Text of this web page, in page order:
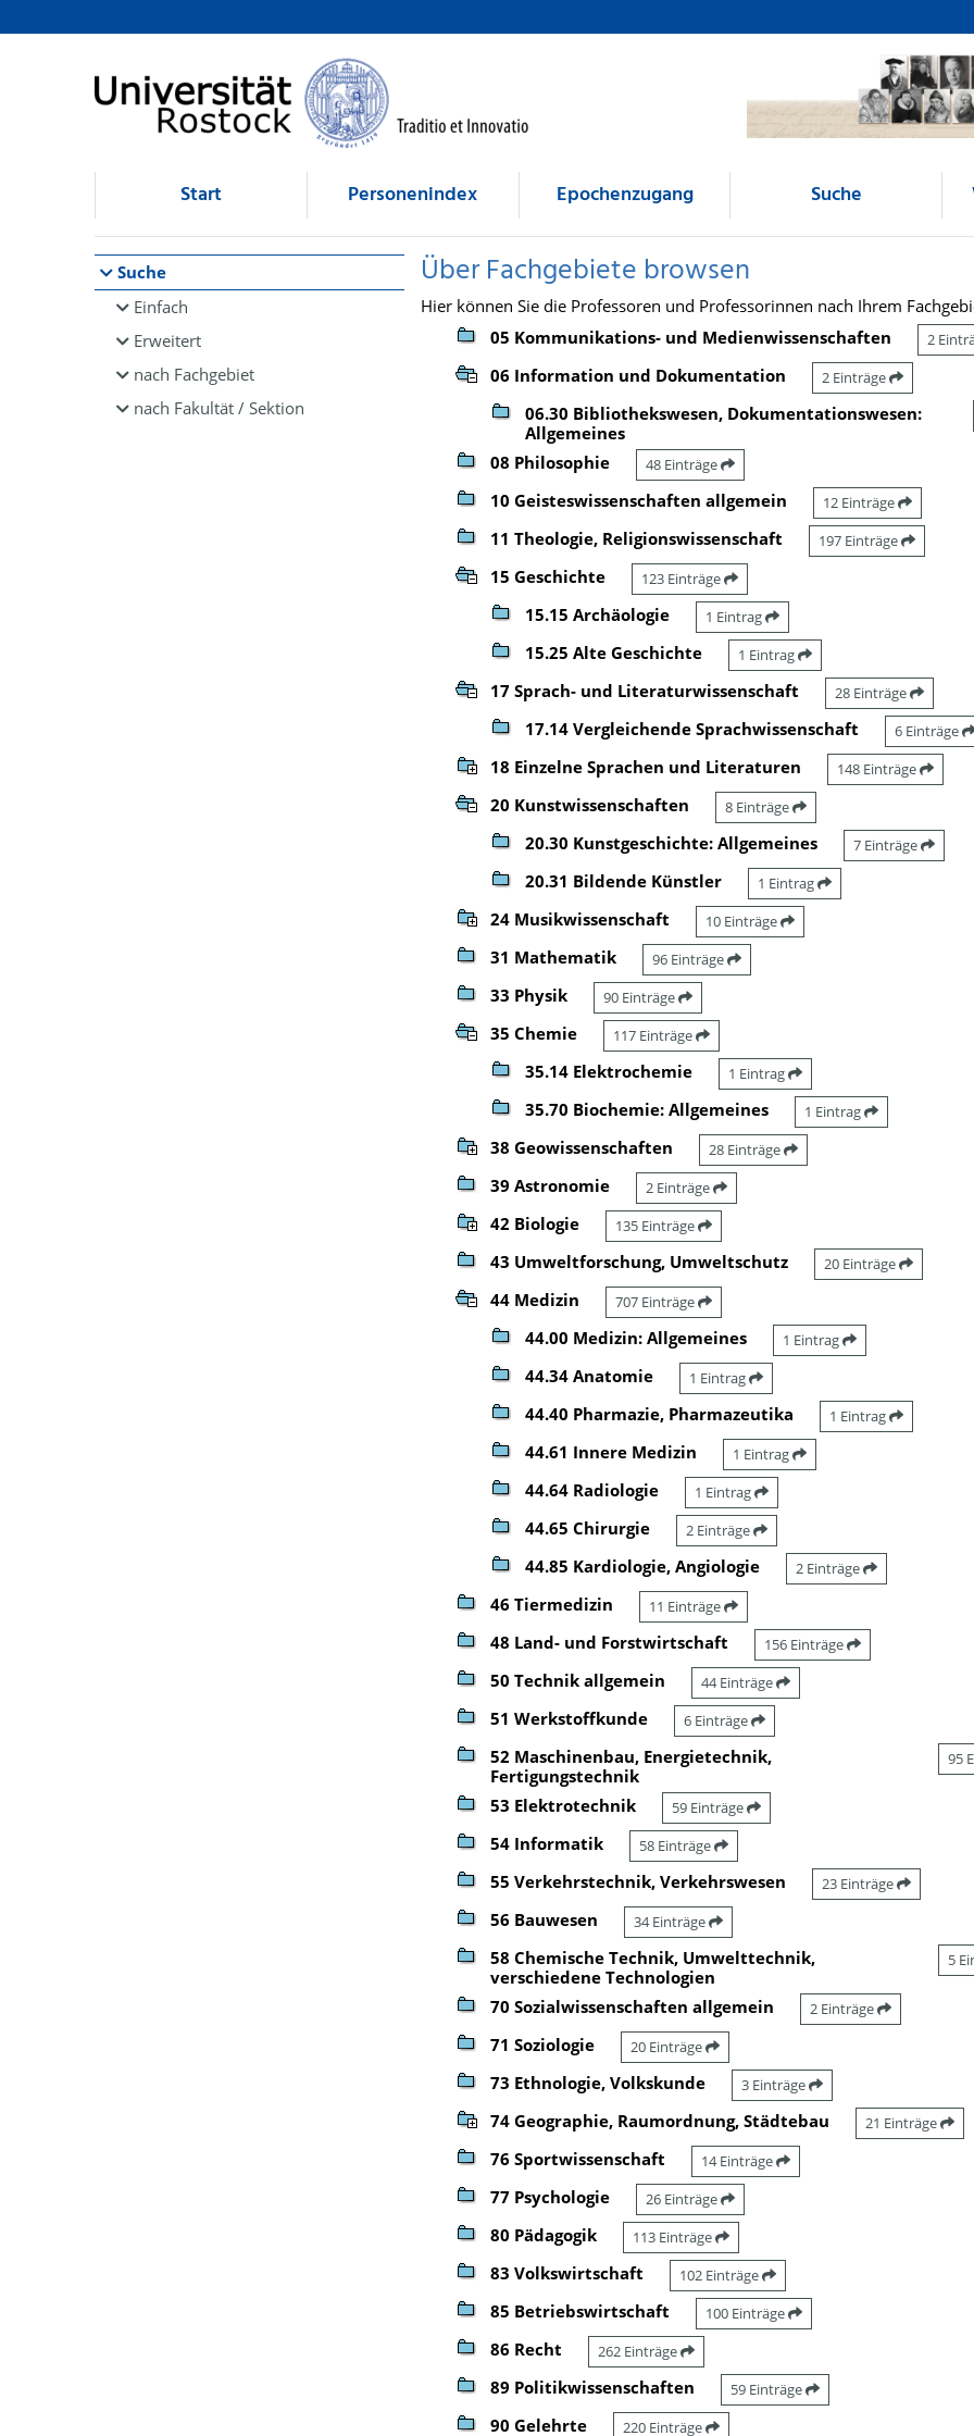
Browsen
direkt zum Inhalt
Start Personenindex Epochenzugang Suche
Suche
Einfach
Erweitert
nach Fachgebiet
nach Fakultät / Sektion
Über Fachgebiete browsen
Hier können Sie die Professoren und Professorinnen nach Ihrem
05 Kommunikations- und Medienwissenschaften
2
06 Information und Dokumentation 2 Einträge
06.30 Bibliothekswesen, Dokumentationswesen:
Allgemeines
08 Philosophie 48 Einträge
10 Geisteswissenschaften allgemein 12 Einträge
11 Theologie, Religionswissenschaft 197 Einträge
15 Geschichte 123 Einträge
15.15 Archäologie 1 Eintrag
15.25 Alte Geschichte 1 Eintrag
17 Sprach- und Literaturwissenschaft 28 Einträge
17.14 Vergleichende Sprachwissenschaft 6 Einträge
18 Einzelne Sprachen und Literaturen 148 Einträge
20 Kunstwissenschaften 8 Einträge
20.30 Kunstgeschichte: Allgemeines 7 Einträge
20.31 Bildende Künstler 1 Eintrag
24 Musikwissenschaft 10 Einträge
31 Mathematik 96 Einträge
33 Physik 90 Einträge
35 Chemie 117 Einträge
35.14 Elektrochemie 1 Eintrag
35.70 Biochemie: Allgemeines 1 Eintrag
38 Geowissenschaften 28 Einträge
39 Astronomie 2 Einträge
42 Biologie 135 Einträge
43 Umweltforschung, Umweltschutz 20 Einträge
44 Medizin 707 Einträge
44.00 Medizin: Allgemeines 1 Eintrag
44.34 Anatomie 1 Eintrag
44.40 Pharmazie, Pharmazeutika 1 Eintrag
44.61 Innere Medizin 1 Eintrag
44.64 Radiologie 1 Eintrag
44.65 Chirurgie 2 Einträge
44.85 Kardiologie, Angiologie 2 Einträge
46 Tiermedizin 11 Einträge
48 Land- und Forstwirtschaft 156 Einträge
50 Technik allgemein 44 Einträge
51 Werkstoffkunde 6 Einträge
52 Maschinenbau, Energietechnik,
Fertigungstechnik
95
53 Elektrotechnik 59 Einträge
54 Informatik 58 Einträge
55 Verkehrstechnik, Verkehrswesen 23 Einträge
56 Bauwesen 34 Einträge
58 Chemische Technik, Umwelttechnik,
verschiedene Technologien
5
70 Sozialwissenschaften allgemein 2 Einträge
71 Soziologie 20 Einträge
73 Ethnologie, Volkskunde 3 Einträge
74 Geographie, Raumordnung, Städtebau 21 Einträge
76 Sportwissenschaft 14 Einträge
77 Psychologie 26 Einträge
80 Pädagogik 113 Einträge
83 Volkswirtschaft 102 Einträge
85 Betriebswirtschaft 100 Einträge
86 Recht 262 Einträge
89 Politikwissenschaften 59 Einträge
90 Gelehrte 220 Einträge